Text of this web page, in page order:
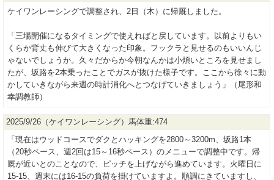
ケイワンレーシングで調整され、2日（木）に帰厩しました。
「三場開催になるタイミングで使えればと戻しています。以前よりもい
くらか背丈も伸びて大きくなった印象。フックラと見せるのもいいんじ
ゃないでしょうか。久々だからか今朝なんかは小煩いところを見せまし
たが、坂路を2本乗ったことでガスが抜けた様子です。ここから徐々に動
かしていきながら来週の時計消化へとつなげていきましょう」（尾形和
幸調教師）
2025/9/26（ケイワンレーシング）馬体重:474
「現在はウッドコースでダクとハッキングを2800～3200m、坂路1本
（20秒ペース、週2回は15～16秒ペース）のメニューで調整中です。帰
厩が近いとのことなので、ピッチを上げながら進めています。火曜日に
15-15、週末には16-15の負荷を掛けていますよ。順調にきていますし、